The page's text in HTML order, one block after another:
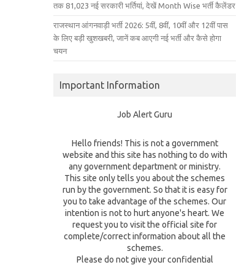
तक 81,023 नई सरकारी भर्तियां, देखें Month Wise भर्ती कैलेंडर
राजस्थान आंगनवाड़ी भर्ती 2026: 5वीं, 8वीं, 10वीं और 12वीं पास
के लिए बड़ी खुशखबरी, जानें कब आएगी नई भर्ती और कैसे होगा
चयन
Important Information
Job Alert Guru
Hello friends! This is not a government
website and this site has nothing to do with
any government department or ministry.
This site only tells you about the schemes
run by the government. So that it is easy for
you to take advantage of the schemes. Our
intention is not to hurt anyone's heart. We
request you to visit the official site for
complete/correct information about all the
schemes.
Please do not give your confidential